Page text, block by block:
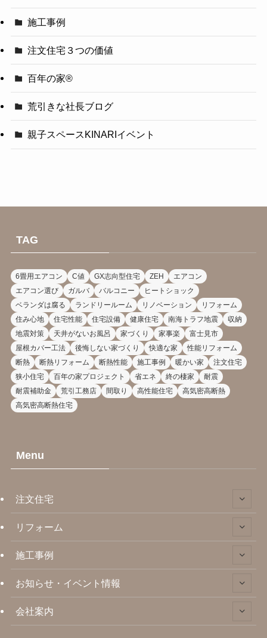
施工事例
注文住宅３つの価値
百年の家®️
荒引きな社長ブログ
親子スペースKINARIイベント
TAG
6畳用エアコン C値 GX志向型住宅 ZEH
エアコン
エアコン選び
ガルバ バルコニー
ヒートショック
ベランダは腐る
ランドリールーム リノベーション
リフォーム
住み心地
住宅性能 住宅設備 健康住宅 南海トラフ地震
収納
地震対策
天井がないお風呂 家づくり 家事楽
富士見市
屋根カバー工法
後悔しない家づくり 快適な家
性能リフォーム
断熱
断熱リフォーム 断熱性能 施工事例 暖かい家
注文住宅
狭小住宅
百年の家プロジェクト 省エネ 終の棲家
耐震
耐震補助金
荒引工務店 間取り 高性能住宅
高気密高断熱
高気密高断熱住宅
Menu
注文住宅
リフォーム
施工事例
お知らせ・イベント情報
会社案内